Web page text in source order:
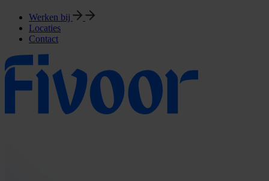
Werken bij
Locaties
Contact